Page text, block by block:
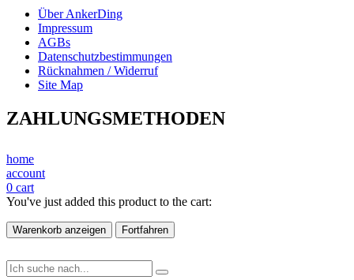
Über AnkerDing
Impressum
AGBs
Datenschutzbestimmungen
Rücknahmen / Widerruf
Site Map
ZAHLUNGSMETHODEN
home
account
0 cart
You've just added this product to the cart:
Warenkorb anzeigen Fortfahren